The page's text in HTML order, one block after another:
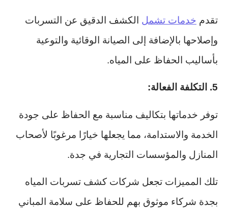
تقدم خدمات تشمل الكشف الدقيق عن التسربات
وإصلاحها بالإضافة إلى الصيانة الوقائية والتوعية
بأساليب الحفاظ على المياه.
5. التكلفة الفعالة:
توفر خدماتها بتكاليف مناسبة مع الحفاظ على جودة
الخدمة والاستدامة، مما يجعلها خيارًا مرغوبًا لأصحاب
المنازل والمؤسسات التجارية في جدة.
تلك المميزات تجعل شركات كشف تسربات المياه
بجدة شركاء موثوق بهم للحفاظ على سلامة المباني